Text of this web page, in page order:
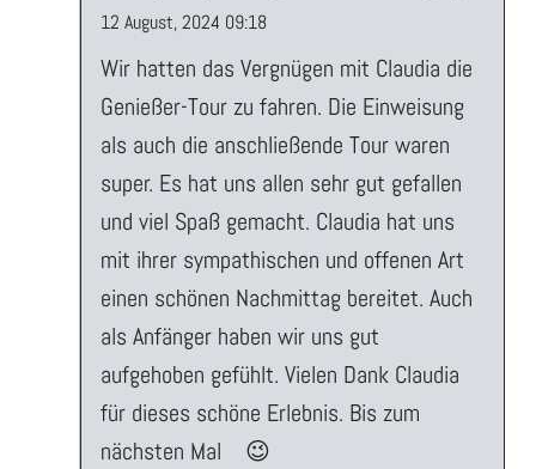
12 August, 2024 09:18
Wir hatten das Vergnügen mit Claudia die
Genießer-Tour zu fahren. Die Einweisung
als auch die anschließende Tour waren
super. Es hat uns allen sehr gut gefallen
und viel Spaß gemacht. Claudia hat uns
mit ihrer sympathischen und offenen Art
einen schönen Nachmittag bereitet. Auch
als Anfänger haben wir uns gut
aufgehoben gefühlt. Vielen Dank Claudia
für dieses schöne Erlebnis. Bis zum
nächsten Mal 😉